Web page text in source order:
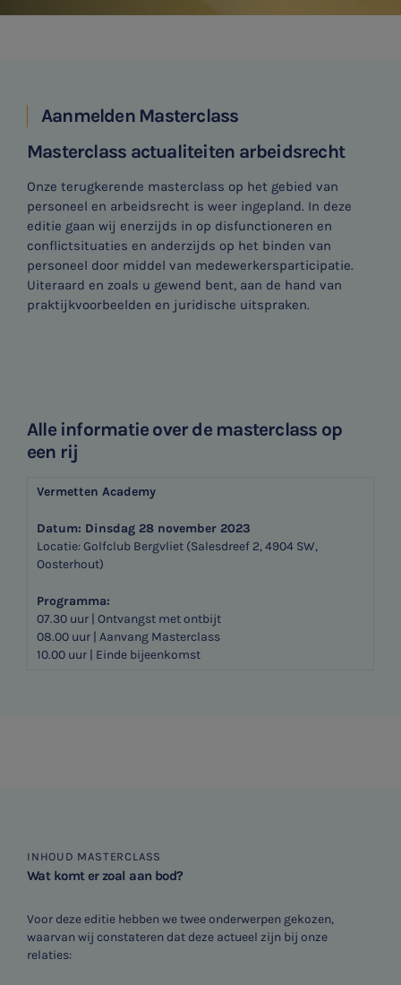
SNEL UW ANTWOORD VINDEN
Zonder gedoe
Jaarrekening controle
E-commerce
Aanmelden Masterclass
Masterclass actualiteiten arbeidsrecht
Onze terugkerende masterclass op het gebied van
personeel en arbeidsrecht is weer ingepland. In deze
editie gaan wij enerzijds in op disfunctioneren en
conflictsituaties en anderzijds op het binden van
personeel door middel van medewerkersparticipatie.
Uiteraard en zoals u gewend bent, aan de hand van
praktijkvoorbeelden en juridische uitspraken.
Alle informatie over de masterclass op
een rij
Vermetten Academy
Datum: Dinsdag 28 november 2023
Locatie: Golfclub Bergvliet (Salesdreef 2, 4904 SW,
Oosterhout)
Programma:
07.30 uur | Ontvangst met ontbijt
08.00 uur | Aanvang Masterclass
10.00 uur | Einde bijeenkomst
INHOUD MASTERCLASS
Wat komt er zoal aan bod?
Voor deze editie hebben we twee onderwerpen gekozen,
waarvan wij constateren dat deze actueel zijn bij onze
relaties: